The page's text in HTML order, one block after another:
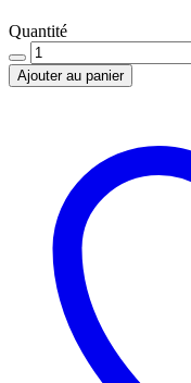
QuantitéQuantité
Ajouter au panier